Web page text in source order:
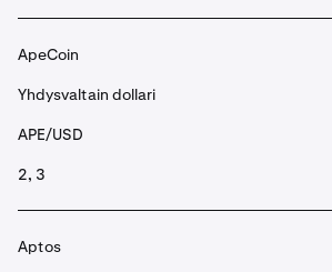
ApeCoin
Yhdysvaltain dollari
APE/USD
2, 3
Aptos